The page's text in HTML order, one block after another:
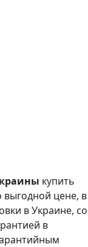
купить
цене, в
в Украине, со
в